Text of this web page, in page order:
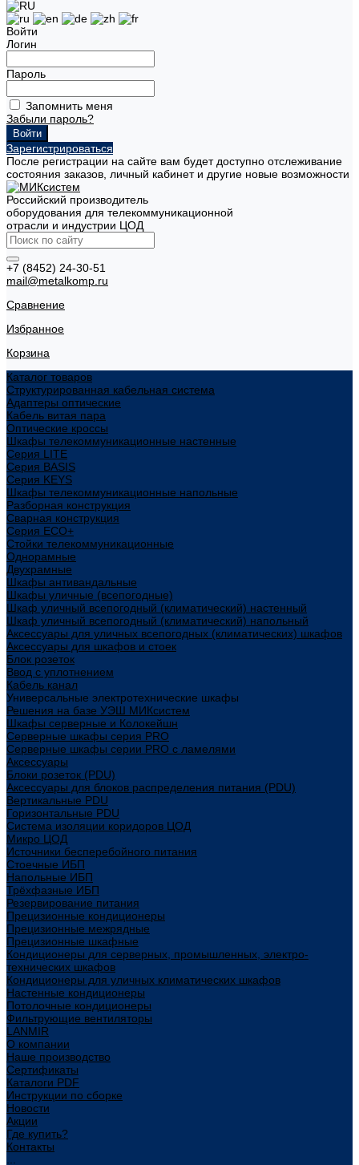
Войти
Логин
Пароль
Запомнить меня
Забыли пароль?
Зарегистрироваться
После регистрации на сайте вам будет доступно отслеживание
состояния заказов, личный кабинет и другие новые возможности
Российский производитель
оборудования для телекоммуникационной
отрасли и индустрии ЦОД
+7 (8452) 24-30-51
mail@metalkomp.ru
Сравнение
Избранное
Корзина
Каталог товаров
Структурированная кабельная система
Адаптеры оптические
Кабель витая пара
Оптические кроссы
Шкафы телекоммуникационные настенные
Cерия LITE
Cерия BASIS
Cерия KEYS
Шкафы телекоммуникационные напольные
Разборная конструкция
Сварная конструкция
Серия ECO+
Стойки телекоммуникационные
Однорамные
Двухрамные
Шкафы антивандальные
Шкафы уличные (всепогодные)
Шкаф уличный всепогодный (климатический) настенный
Шкаф уличный всепогодный (климатический) напольный
Аксессуары для уличных всепогодных (климатических) шкафов
Аксессуары для шкафов и стоек
Блок розеток
Ввод с уплотнением
Кабель канал
Универсальные электротехнические шкафы
Решения на базе УЭШ МИКсистем
Шкафы серверные и Колокейшн
Серверные шкафы серия PRO
Серверные шкафы серии PRO с ламелями
Аксессуары
Блоки розеток (PDU)
Аксессуары для блоков распределения питания (PDU)
Вертикальные PDU
Горизонтальные PDU
Система изоляции коридоров ЦОД
Микро ЦОД
Источники бесперебойного питания
Стоечные ИБП
Напольные ИБП
Трёхфазные ИБП
Резервирование питания
Прецизионные кондиционеры
Прецизионные межрядные
Прецизионные шкафные
Кондиционеры для серверных, промышленных, электро-
технических шкафов
Кондиционеры для уличных климатических шкафов
Настенные кондиционеры
Потолочные кондиционеры
Фильтрующие вентиляторы
LANMIR
О компании
Наше производство
Сертификаты
Каталоги PDF
Инструкции по сборке
Новости
Акции
Где купить?
Контакты